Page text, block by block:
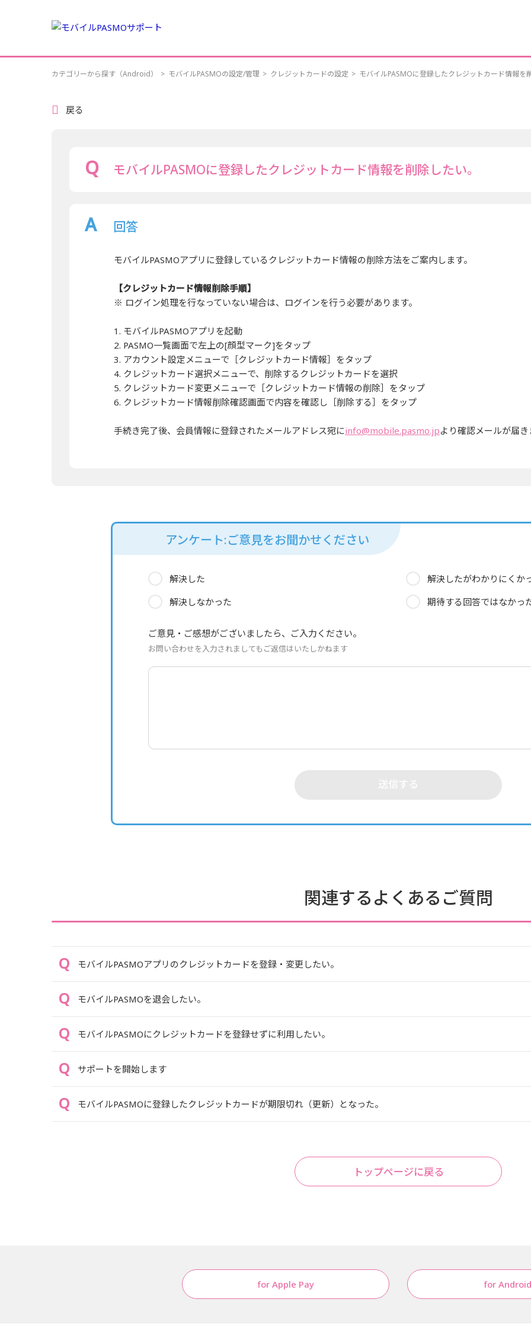
カテゴリーから探す（Android） > モバイルPASMOの設定/管理 > クレジットカードの設定 > モバイルPASMOに登録したクレジットカード情報を
戻る
モバイルPASMOに登録したクレジットカード情報を削除したい。
回答
モバイルPASMOアプリに登録しているクレジットカード情報の削除方法をご案内します。
【クレジットカード情報削除手順】
※ ログイン処理を行なっていない場合は、ログインを行う必要があります。
1. モバイルPASMOアプリを起動
2. PASMO一覧画面で左上の[顔型マーク]をタップ
3. アカウント設定メニューで［クレジットカード情報］をタップ
4. クレジットカード選択メニューで、削除するクレジットカードを選択
5. クレジットカード変更メニューで［クレジットカード情報の削除］をタップ
6. クレジットカード情報削除確認画面で内容を確認し［削除する］をタップ
手続き完了後、会員情報に登録されたメールアドレス宛にinfo@mobile.pasmo.jpより確認メールが届き
アンケート:ご意見をお聞かせください
解決した
解決したがわかりにくか
解決しなかった
期待する回答ではなかっ
ご意見・ご感想がございましたら、ご入力ください。
お問い合わせを入力されましてもご返信はいたしかねます
関連するよくあるご質問
モバイルPASMOアプリのクレジットカードを登録・変更したい。
モバイルPASMOを退会したい。
モバイルPASMOにクレジットカードを登録せずに利用したい。
サポートを開始します
モバイルPASMOに登録したクレジットカードが期限切れ（更新）となった。
トップページに戻る
for Apple Pay for